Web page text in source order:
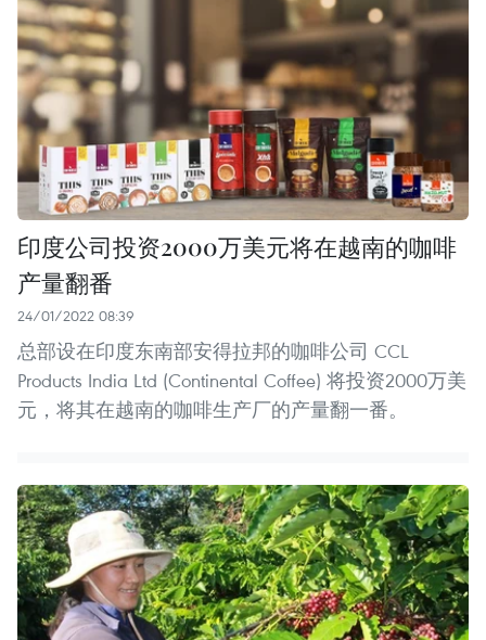
印度公司投资2000万美元将在越南的咖啡
产量翻番
24/01/2022 08:39
总部设在印度东南部安得拉邦的咖啡公司 CCL
Products India Ltd (Continental Coffee) 将投资2000万美
元，将其在越南的咖啡生产厂的产量翻一番。